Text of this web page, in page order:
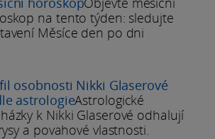
na tento týden: sledujte
Měsíce den po dni
osobnosti Nikki Glaserové
astrologieAstrologické
k Nikki Glaserové odhalují
a povahové vlastnosti.